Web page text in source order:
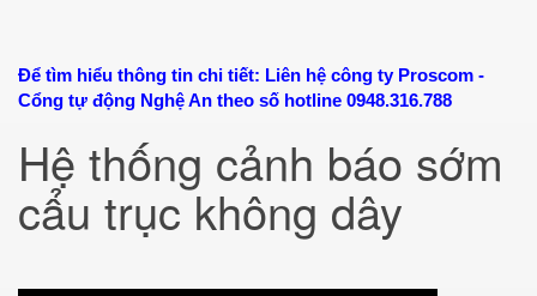
Để tìm hiểu thông tin chi tiết: Liên hệ công ty Proscom -
Cổng tự động Nghệ An theo số hotline 0948.316.788
Hệ thống cảnh báo sớm
cẩu trục không dây